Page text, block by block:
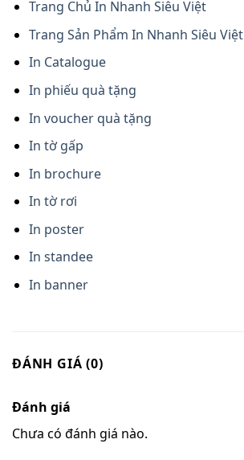
Trang Chủ In Nhanh Siêu Việt
Trang Sản Phẩm In Nhanh Siêu Việt
In Catalogue
In phiếu quà tặng
In voucher quà tặng
In tờ gấp
In brochure
In tờ rơi
In poster
In standee
In banner
ĐÁNH GIÁ (0)
Đánh giá
Chưa có đánh giá nào.